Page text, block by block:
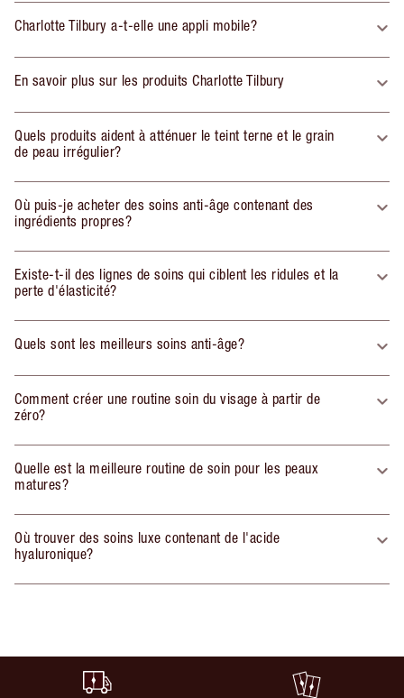
Charlotte Tilbury a-t-elle une appli mobile?
En savoir plus sur les produits Charlotte Tilbury
Quels produits aident à atténuer le teint terne et le grain
de peau irrégulier?
Où puis-je acheter des soins anti-âge contenant des
ingrédients propres?
Existe-t-il des lignes de soins qui ciblent les ridules et la
perte d'élasticité?
Quels sont les meilleurs soins anti-âge?
Comment créer une routine soin du visage à partir de
zéro?
Quelle est la meilleure routine de soin pour les peaux
matures?
Où trouver des soins luxe contenant de l'acide
hyaluronique?